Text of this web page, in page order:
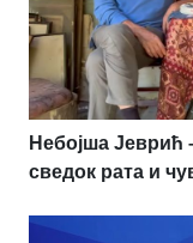
Небојша Јеврић
сведок рата и